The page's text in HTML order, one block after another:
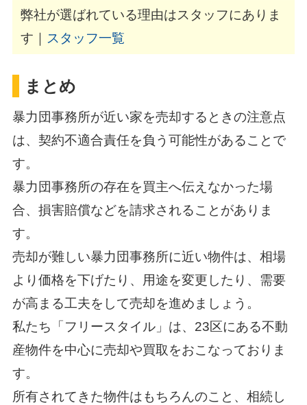
弊社が選ばれている理由はスタッフにありま
す｜ スタッフ一覧
まとめ
暴力団事務所が近い家を売却するときの注意点
は、契約不適合責任を負う可能性があることで
す。
暴力団事務所の存在を買主へ伝えなかった場
合、損害賠償などを請求されることがありま
す。
売却が難しい暴力団事務所に近い物件は、相場
より価格を下げたり、用途を変更したり、需要
が高まる工夫をして売却を進めましょう。
私たち「 フリースタイル」は、23区にある不動
産物件を中心に売却や買取をおこなっておりま
す。
所有されてきた物件はもちろんのこと、相続し